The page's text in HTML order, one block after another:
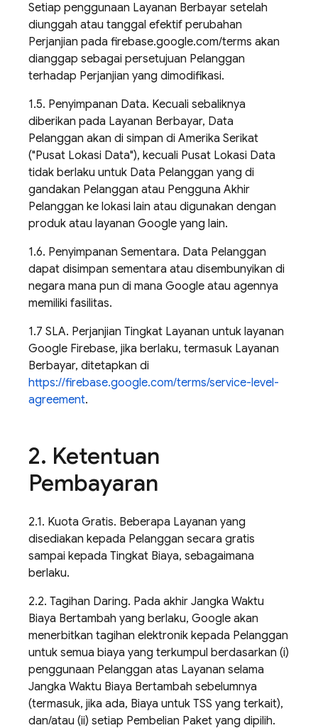
Setiap penggunaan Layanan Berbayar setelah
diunggah atau tanggal efektif perubahan
Perjanjian pada firebase.google.com/terms akan
dianggap sebagai persetujuan Pelanggan
terhadap Perjanjian yang dimodifikasi.
1.5. Penyimpanan Data. Kecuali sebaliknya
diberikan pada Layanan Berbayar, Data
Pelanggan akan di simpan di Amerika Serikat
("Pusat Lokasi Data"), kecuali Pusat Lokasi Data
tidak berlaku untuk Data Pelanggan yang di
gandakan Pelanggan atau Pengguna Akhir
Pelanggan ke lokasi lain atau digunakan dengan
produk atau layanan Google yang lain.
1.6. Penyimpanan Sementara. Data Pelanggan
dapat disimpan sementara atau disembunyikan di
negara mana pun di mana Google atau agennya
memiliki fasilitas.
1.7 SLA. Perjanjian Tingkat Layanan untuk layanan
Google Firebase, jika berlaku, termasuk Layanan
Berbayar, ditetapkan di
https://firebase.google.com/terms/service-level-
agreement.
2. Ketentuan
Pembayaran
2.1. Kuota Gratis. Beberapa Layanan yang
disediakan kepada Pelanggan secara gratis
sampai kepada Tingkat Biaya, sebagaimana
berlaku.
2.2. Tagihan Daring. Pada akhir Jangka Waktu
Biaya Bertambah yang berlaku, Google akan
menerbitkan tagihan elektronik kepada Pelanggan
untuk semua biaya yang terkumpul berdasarkan (i)
penggunaan Pelanggan atas Layanan selama
Jangka Waktu Biaya Bertambah sebelumnya
(termasuk, jika ada, Biaya untuk TSS yang terkait),
dan/atau (ii) setiap Pembelian Paket yang dipilih.